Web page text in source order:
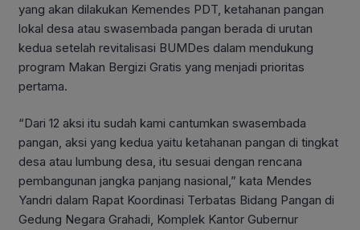
yang akan dilakukan Kemendes PDT, ketahanan pangan
lokal desa atau swasembada pangan berada di urutan
kedua setelah revitalisasi BUMDes dalam mendukung
program Makan Bergizi Gratis yang menjadi prioritas
pertama.
“Dari 12 aksi itu sudah kami cantumkan swasembada
pangan, aksi yang kedua yaitu ketahanan pangan di tingkat
desa atau lumbung desa, itu sesuai dengan rencana
pembangunan jangka panjang nasional,” kata Mendes
Yandri dalam Rapat Koordinasi Terbatas Bidang Pangan di
Gedung Negara Grahadi, Komplek Kantor Gubernur